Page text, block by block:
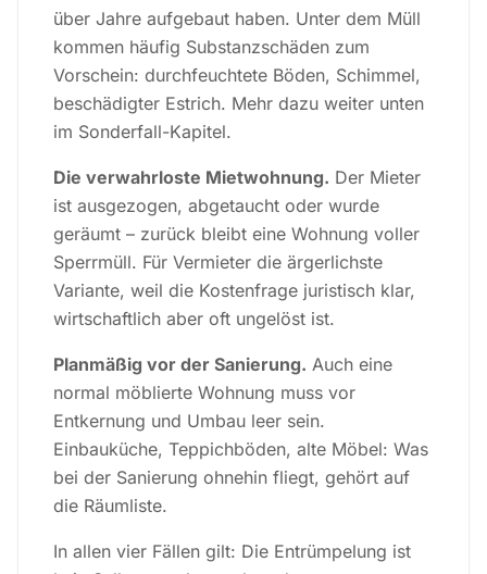
über Jahre aufgebaut haben. Unter dem Müll
kommen häufig Substanzschäden zum
Vorschein: durchfeuchtete Böden, Schimmel,
beschädigter Estrich. Mehr dazu weiter unten
im Sonderfall-Kapitel.
Die verwahrloste Mietwohnung. Der Mieter
ist ausgezogen, abgetaucht oder wurde
geräumt – zurück bleibt eine Wohnung voller
Sperrmüll. Für Vermieter die ärgerlichste
Variante, weil die Kostenfrage juristisch klar,
wirtschaftlich aber oft ungelöst ist.
Planmäßig vor der Sanierung. Auch eine
normal möblierte Wohnung muss vor
Entkernung und Umbau leer sein.
Einbauküche, Teppichböden, alte Möbel: Was
bei der Sanierung ohnehin fliegt, gehört auf
die Räumliste.
In allen vier Fällen gilt: Die Entrümpelung ist